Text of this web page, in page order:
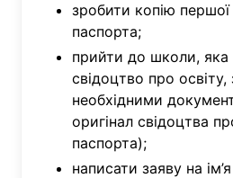
зробити копію першої
паспорта;
прийти до школи, яка
свідоцтво про освіту,
необхідними
оригінал свідоцтва
паспорта);
написати заяву на